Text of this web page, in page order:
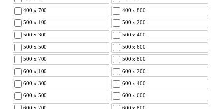
400 x 700 400 x 800
500 x 100 500 x 200
500 x 300 500 x 400
500 x 500 500 x 600
500 x 700 500 x 800
600 x 100 600 x 200
600 x 300 600 x 400
600 x 500 600 x 600
600 x 700 600 x 800